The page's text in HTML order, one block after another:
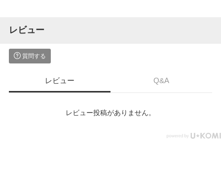
レビュー
質問する
レビュー Q&A
レビュー投稿がありません。